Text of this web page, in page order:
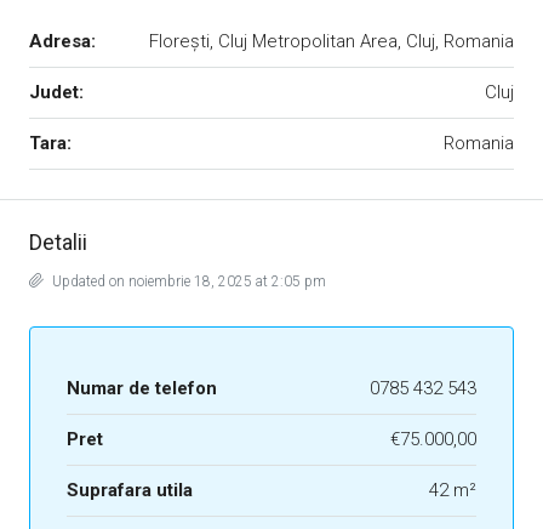
Adresa: Florești, Cluj Metropolitan Area, Cluj, Romania
Judet: Cluj
Tara: Romania
Detalii
Updated on noiembrie 18, 2025 at 2:05 pm
Numar de telefon 0785 432 543
Pret €75.000,00
Suprafara utila 42 m²